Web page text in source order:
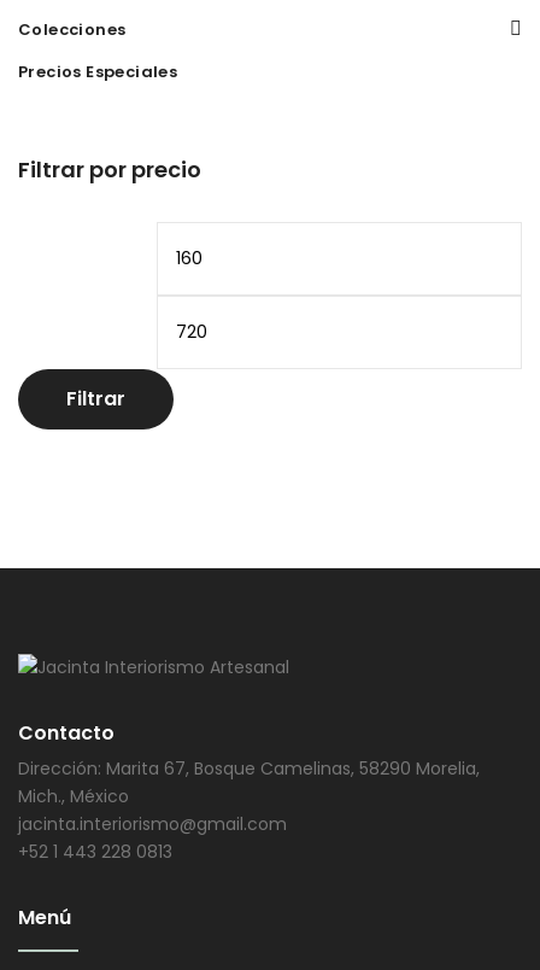
Colecciones
Precios Especiales
Filtrar por precio
Filtrar
Contacto
Dirección: Marita 67, Bosque Camelinas, 58290 Morelia,
Mich., México
jacinta.interiorismo@gmail.com
+52 1 443 228 0813
Menú